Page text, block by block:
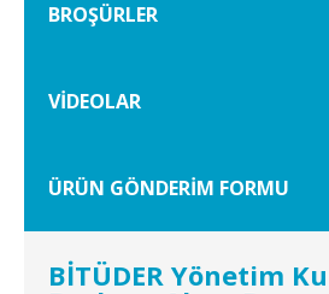
BROŞÜRLER
VİDEOLAR
ÜRÜN GÖNDERİM FORMU
BİTÜDER Yönetim